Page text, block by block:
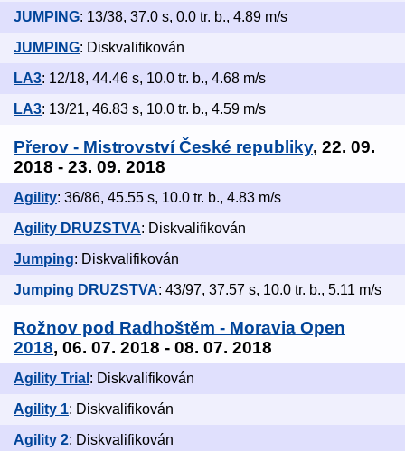
JUMPING: 13/38, 37.0 s, 0.0 tr. b., 4.89 m/s
JUMPING: Diskvalifikován
LA3: 12/18, 44.46 s, 10.0 tr. b., 4.68 m/s
LA3: 13/21, 46.83 s, 10.0 tr. b., 4.59 m/s
Přerov - Mistrovství České republiky, 22. 09.
2018 - 23. 09. 2018
Agility: 36/86, 45.55 s, 10.0 tr. b., 4.83 m/s
Agility DRUZSTVA: Diskvalifikován
Jumping: Diskvalifikován
Jumping DRUZSTVA: 43/97, 37.57 s, 10.0 tr. b., 5.11 m/s
Rožnov pod Radhoštěm - Moravia Open
2018, 06. 07. 2018 - 08. 07. 2018
Agility Trial : Diskvalifikován
Agility 1: Diskvalifikován
Agility 2: Diskvalifikován